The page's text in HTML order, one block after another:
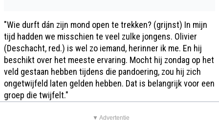
"Wie durft dán zijn mond open te trekken? (grijnst) In mijn
tijd hadden we misschien te veel zulke jongens. Olivier
(Deschacht, red.) is wel zo iemand, herinner ik me. En hij
beschikt over het meeste ervaring. Mocht hij zondag op het
veld gestaan hebben tijdens die pandoering, zou hij zich
ongetwijfeld laten gelden hebben. Dat is belangrijk voor een
groep die twijfelt."
▼ Advertentie